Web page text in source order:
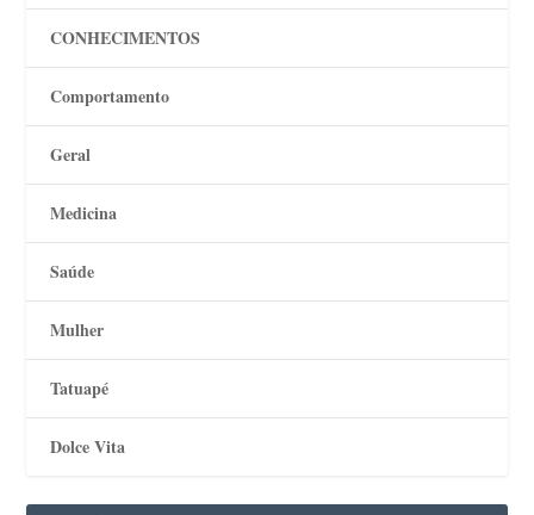
CONHECIMENTOS
Comportamento
Geral
Medicina
Saúde
Mulher
Tatuapé
Dolce Vita